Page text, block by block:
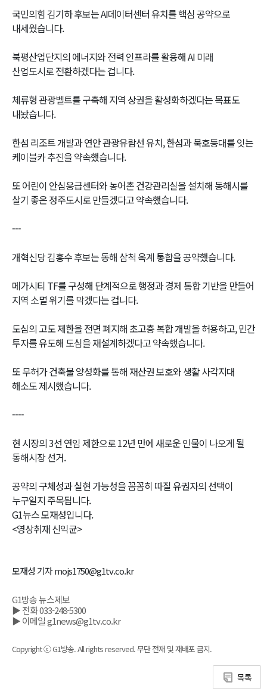
국민의힘 김기하 후보는 AI데이터센터 유치를 핵심 공약으로
내세웠습니다.
북평산업단지의 에너지와 전력 인프라를 활용해 AI 미래
산업도시로 전환하겠다는 겁니다.
체류형 관광벨트를 구축해 지역 상권을 활성화하겠다는 목표도
내놨습니다.
한섬 리조트 개발과 연안 관광유람선 유치, 한섬과 묵호등대를 잇는
케이블카 추진을 약속했습니다.
또 어린이 안심응급센터와 농어촌 건강관리실을 설치해 동해시를
살기 좋은 정주도시로 만들겠다고 약속했습니다.
---
개혁신당 김홍수 후보는 동해 삼척 옥계 통합을 공약했습니다.
메가시티 TF를 구성해 단계적으로 행정과 경제 통합 기반을 만들어
지역 소멸 위기를 막겠다는 겁니다.
도심의 고도 제한을 전면 폐지해 초고층 복합 개발을 허용하고, 민간
투자를 유도해 도심을 재설계하겠다고 약속했습니다.
또 무허가 건축물 양성화를 통해 재산권 보호와 생활 사각지대
해소도 제시했습니다.
----
현 시장의 3선 연임 제한으로 12년 만에 새로운 인물이 나오게 될
동해시장 선거.
공약의 구체성과 실현 가능성을 꼼꼼히 따질 유권자의 선택이
누구일지 주목됩니다.
G1뉴스 모재성입니다.
<영상취재 신익균>
모재성 기자 mojs1750@g1tv.co.kr
G1방송 뉴스제보
▶ 전화 033-248-5300
▶ 이메일 g1news@g1tv.co.kr
Copyright ⓒ G1방송. All rights reserved. 무단 전재 및 재배포 금지.
목록